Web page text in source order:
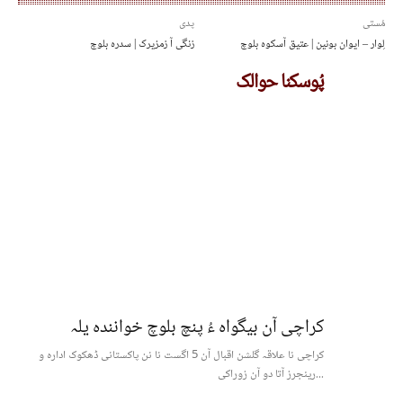
پدی
زنگی آ زمزیرک | سدرہ بلوچ
مُستی
لِوار – ایوان بونین | عتیق آسکوہ بلوچ
پُوسکنا حوالک
کراچی آن بیگواہ ءُ پنچ بلوچ خوانندہ یلہ
کراچی نا علاقہ گلشن اقبال آن 5 اگست نا نن پاکستانی ڈھکوک ادارہ و
رینجرز آتا دو آن زوراکی...